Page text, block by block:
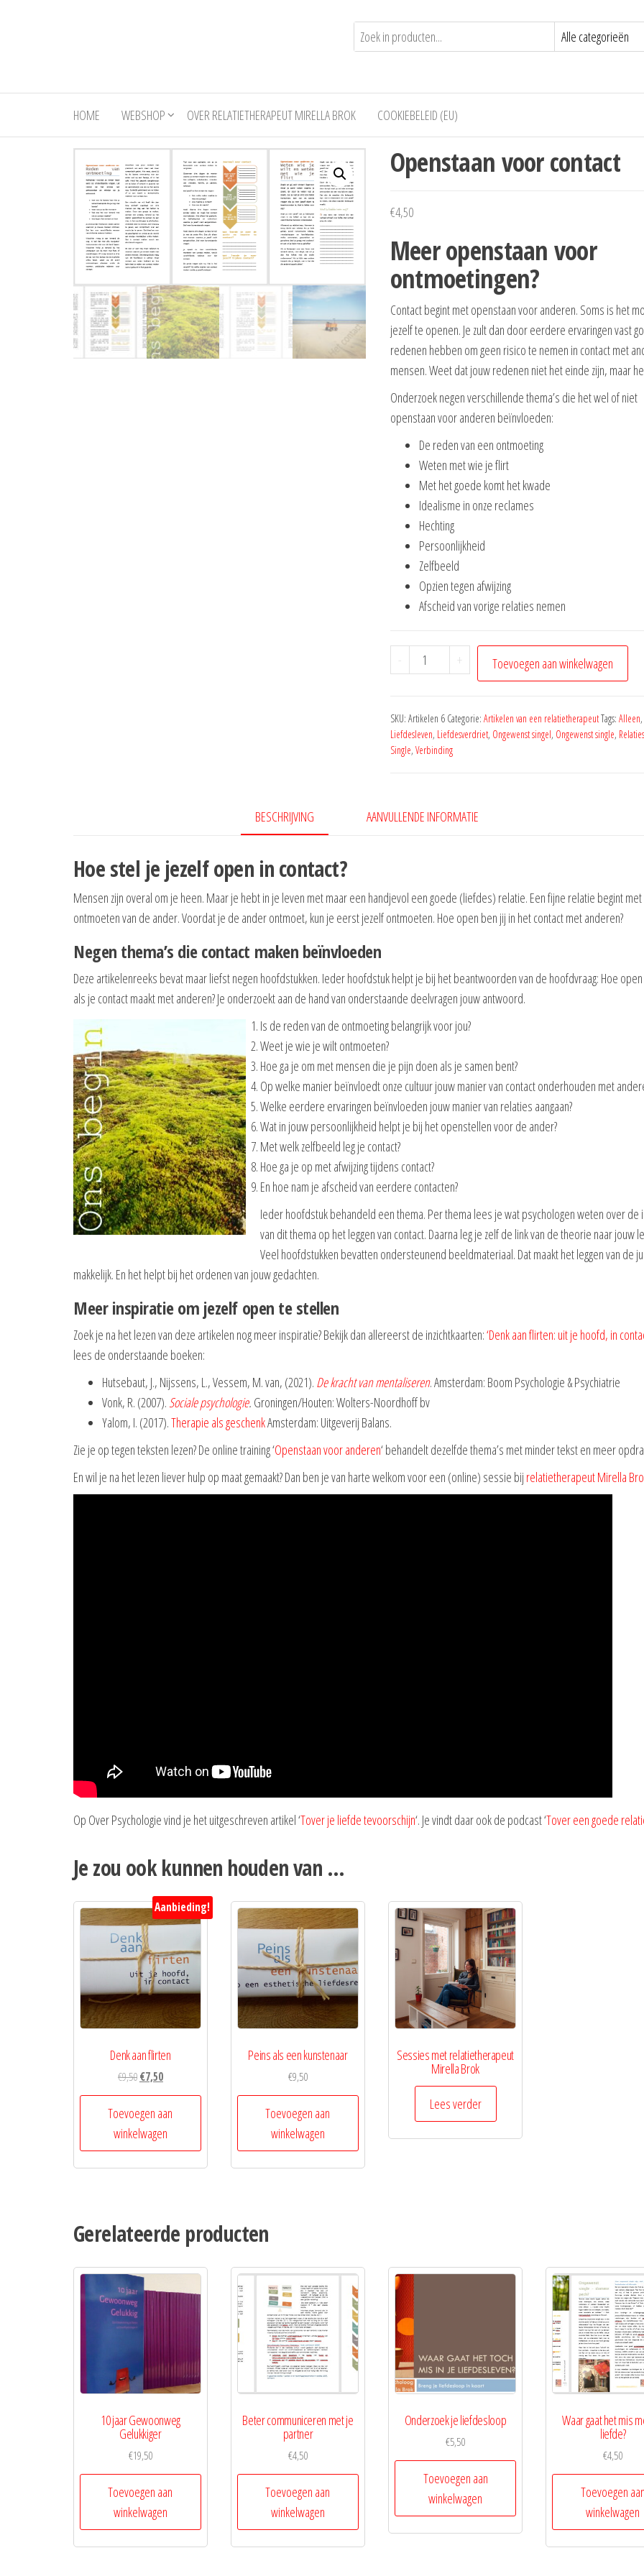
HOME WEBSHOP OVER RELATIETHERAPEUT MIRELLA BROK COOKIEBELEID (EU)
Openstaan voor contact
€4,50
Meer openstaan voor
ontmoetingen?
Contact begint met openstaan voor anderen. Soms is het
jezelf te openen. Je zult dan door eerdere ervaringen vast
redenen hebben om geen risico te nemen in contact met
mensen. Weet dat jouw redenen niet het einde zijn, maar
Onderzoek negen verschillende thema’s die het wel of niet
openstaan voor anderen beïnvloeden:
De reden van een ontmoeting
Weten met wie je flirt
Met het goede komt het kwade
Idealisme in onze reclames
Hechting
Persoonlijkheid
Zelfbeeld
Opzien tegen afwijzing
Afscheid van vorige relaties nemen
-
Openstaan
voor
aantal
+ Toevoegen aan winkelwagen
SKU: Artikelen 6 Categorie: Artikelen van een relatietherapeutTags: Alleen,
Liefdesleven, Liefdesverdriet, Ongewenst singel, Ongewenst single, Relaties
Single, Verbinding
BESCHRIJVING AANVULLENDE INFORMATIE
Hoe stel je jezelf open in contact?
Mensen zijn overal om je heen. Maar je hebt in je leven met maar een handjevol een goede (liefdes) relatie. Een fijne relatie begint
ontmoeten van de ander. Voordat je de ander ontmoet, kun je eerst jezelf ontmoeten. Hoe open ben jij in het contact met anderen?
Negen thema’s die contact maken beïnvloeden
Deze artikelenreeks bevat maar liefst negen hoofdstukken. Ieder hoofdstuk helpt je bij het beantwoorden van de hoofdvraag: Hoe
als je contact maakt met anderen? Je onderzoekt aan de hand van onderstaande deelvragen jouw antwoord.
Is de reden van de ontmoeting belangrijk voor jou?
Weet je wie je wilt ontmoeten?
Hoe ga je om met mensen die je pijn doen als je samen bent?
Op welke manier beïnvloedt onze cultuur jouw manier van contact onderhouden met
Welke eerdere ervaringen beïnvloeden jouw manier van relaties aangaan?
Wat in jouw persoonlijkheid helpt je bij het openstellen voor de ander?
Met welk zelfbeeld leg je contact?
Hoe ga je op met afwijzing tijdens contact?
En hoe nam je afscheid van eerdere contacten?
Ieder hoofdstuk behandeld een thema. Per thema lees je wat psychologen weten over de
van dit thema op het leggen van contact. Daarna leg je zelf de link van de theorie naar jouw
Veel hoofdstukken bevatten ondersteunend beeldmateriaal. Dat maakt het leggen van de
makkelijk. En het helpt bij het ordenen van jouw gedachten.
Meer inspiratie om jezelf open te stellen
Zoek je na het lezen van deze artikelen nog meer inspiratie? Bekijk dan allereerst de inzichtkaarten:‘Denk aan flirten: uit je hoofd, in
lees de onderstaande boeken:
Hutsebaut, J., Nijssens, L., Vessem, M. van, (2021). De kracht van mentaliseren. Amsterdam: Boom Psychologie & Psychiatrie
Vonk, R. (2007). Sociale psychologie. Groningen/Houten: Wolters-Noordhoff bv
Yalom, I. (2017).Therapie als geschenkAmsterdam: Uitgeverij Balans.
Zie je op tegen teksten lezen? De online training ‘Openstaan voor anderen‘ behandelt dezelfde thema’s met minder tekst en meer
En wil je na het lezen liever hulp op maat gemaakt? Dan ben je van harte welkom voor een (online) sessie bij relatietherapeut Mirella
Op Over Psychologie vind je het uitgeschreven artikel ‘Tover je liefde tevoorschijn‘. Je vindt daar ook de podcast ‘Tover een goede
Je zou ook kunnen houden van …
Aanbieding!
Denk aan flirten
€9,50Oorspronkelijke
prijs
was:
€9,50.
€7,50Huidige
prijs
is:
€7,50.
Toevoegen aan
winkelwagen
Peins als een kunstenaar
€9,50
Toevoegen aan
winkelwagen
Sessies met relatietherapeut
Mirella Brok
Lees verder
Gerelateerde producten
10 jaar Gewoonweg
Gelukkiger
€19,50
Toevoegen aan
winkelwagen
Beter communiceren met je
partner
€4,50
Toevoegen aan
winkelwagen
Onderzoek je liefdesloop
€5,50
Toevoegen aan
winkelwagen
Waar gaat het mis
liefde?
€4,50
Toevoegen
winkelwagen